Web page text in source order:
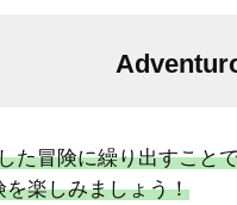
た冒険に繰り出すこと
楽しみましょう！